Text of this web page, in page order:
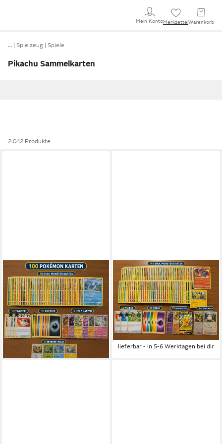
Mein KontoMerkzettel Warenkorb
… Spielzeug Spiele
Pikachu Sammelkarten
2.042 Produkte
THE POKÉMON COMPANY
Sammelkarte Pokémon Karten
Set Deutsch – 50-500 Karten
inkl. Holo Mix
(10)
ab 22,99 €
lieferbar - in 5-6 Werktagen bei dir
THE POKÉMON COMPANY
Sammelkarte Pokémon Karten
Deutsch – Reverse Holo, EX,
Booster & Bulk
(1)
ab 29,99 € UVP34,99 €
-14%
lieferbar - in 5-6 Werktagen bei dir